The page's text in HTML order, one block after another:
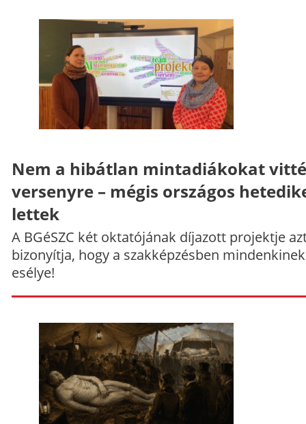
Nem a hibátlan mintadiákokat
versenyre – mégis országos
lettek
A BGéSZC két oktatójának díjazott projektje
bizonyítja, hogy a szakképzésben
esélye!